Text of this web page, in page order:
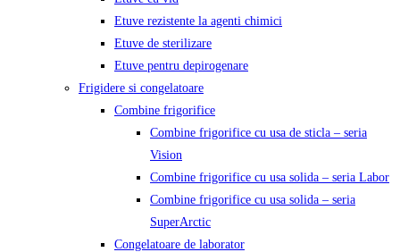
Etuve rezistente la agenti chimici
Etuve de sterilizare
Etuve pentru depirogenare
Frigidere si congelatoare
Combine frigorifice
Combine frigorifice cu usa de sticla – seria
Vision
Combine frigorifice cu usa solida – seria Labor
Combine frigorifice cu usa solida – seria
SuperArctic
Congelatoare de laborator